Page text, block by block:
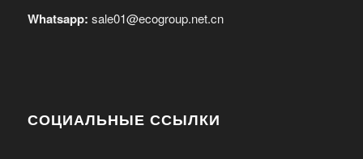
Whatsapp: sale01@ecogroup.net.cn
СОЦИАЛЬНЫЕ ССЫЛКИ